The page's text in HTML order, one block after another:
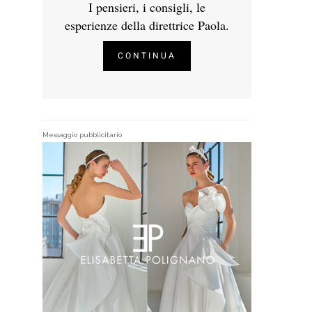
I pensieri, i consigli, le
esperienze della direttrice Paola.
CONTINUA
Messaggio pubblicitario